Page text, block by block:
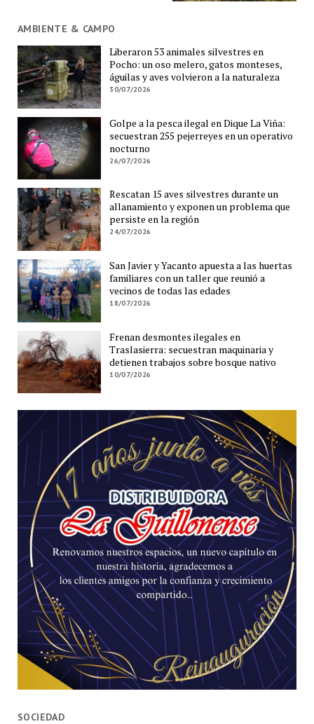
AMBIENTE & CAMPO
Liberaron 53 animales silvestres en
Pocho: un oso melero, gatos monteses,
águilas y aves volvieron a la naturaleza
30/07/2026
Golpe a la pesca ilegal en Dique La Viña:
secuestran 255 pejerreyes en un operativo
nocturno
26/07/2026
Rescatan 15 aves silvestres durante un
allanamiento y exponen un problema que
persiste en la región
24/07/2026
San Javier y Yacanto apuesta a las huertas
familiares con un taller que reunió a
vecinos de todas las edades
18/07/2026
Frenan desmontes ilegales en
Traslasierra: secuestran maquinaria y
detienen trabajos sobre bosque nativo
10/07/2026
SOCIEDAD